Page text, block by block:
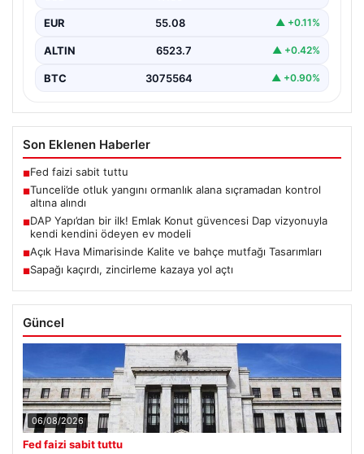
belirlenemeyen bir nedenle…
EUR 55.08 ▲ +0.11%
ALTIN 6523.7 ▲ +0.42%
BTC 3075564 ▲ +0.90%
Son Eklenen Haberler
■Fed faizi sabit tuttu
■Tunceli’de otluk yangını ormanlık alana sıçramadan kontrol
altına alındı
■DAP Yapı’dan bir ilk! Emlak Konut güvencesi Dap vizyonuyla
kendi kendini ödeyen ev modeli
■Açık Hava Mimarisinde Kalite ve bahçe mutfağı Tasarımları
■Sapağı kaçırdı, zincirleme kazaya yol açtı
Güncel
06/08/2026
Fed faizi sabit tuttu